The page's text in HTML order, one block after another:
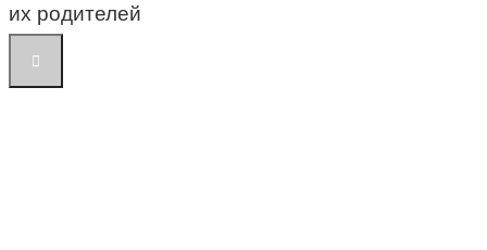
их родителей